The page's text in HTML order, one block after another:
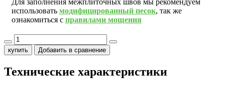
использовать модифицированный песок, так же
ознакомиться с правилами мощения
купить Добавить в сравнение
Технические характеристики